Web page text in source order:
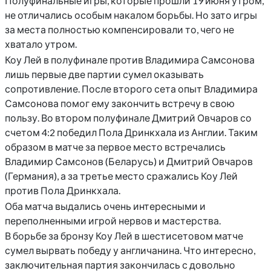
не отличались особым накалом борьбы. Но зато игры
за места полностью компенсировали то, чего не
хватало утром.
Коу Лей в полуфинале против Владимира Самсонова
лишь первые две партии сумел оказывать
сопротивление. После второго сета опыт Владимира
Самсонова помог ему закончить встречу в свою
пользу. Во втором полуфинале Дмитрий Овчаров со
счетом 4:2 победил Пола Дринкхала из Англии. Таким
образом в матче за первое место встречались
Владимир Самсонов (Беларусь) и Дмитрий Овчаров
(Германия), а за третье место сражались Коу Лей
против Пола Дринкхала.
Оба матча выдались очень интересными и
переполненными игрой нервов и мастерства.
В борьбе за бронзу Коу Лей в шестисетовом матче
сумел вырвать победу у англичанина. Что интересно,
заключительная партия закончилась с довольно